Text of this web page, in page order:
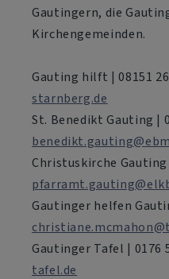
Gautingern, die
Kirchengemeinden.
Gauting hilft | 08151
starnberg.de
St. Benedikt Gauting |
Christuskirche Gauting
Gautinger helfen
Gautinger Tafel | 0176
tafel.de